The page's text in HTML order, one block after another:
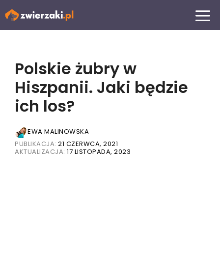
Przejdź
MENU
Polskie żubry w
Hiszpanii. Jaki będzie
ich los?
EWA MALINOWSKA
PUBLIKACJA: 21 CZERWCA, 2021
AKTUALIZACJA: 17 LISTOPADA, 2023